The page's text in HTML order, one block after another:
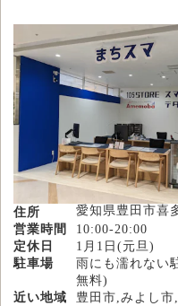
住所
愛知県豊田市喜
営業時間
10:00-20:00
定休日
1月1日(元旦)
駐車場
雨にも濡れない
無料)
近い地域
豊田市,みよし